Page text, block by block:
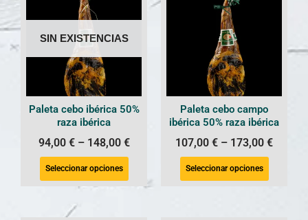
SIN EXISTENCIAS
Paleta cebo ibérica 50%
raza ibérica
94,00 €– 148,00 €
Seleccionar opciones
Paleta cebo campo
ibérica 50% raza ibérica
107,00 € – 173,00 €
Seleccionar opciones